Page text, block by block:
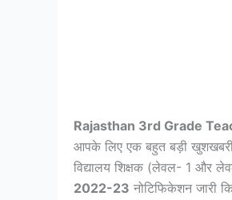
Rajasthan 3rd Grade
आपके लिए एक बहुत बड़ी खुशखबरी
विद्यालय शिक्षक (लेवल- 1 और
2022-23 नोटिफिकेशन जारी